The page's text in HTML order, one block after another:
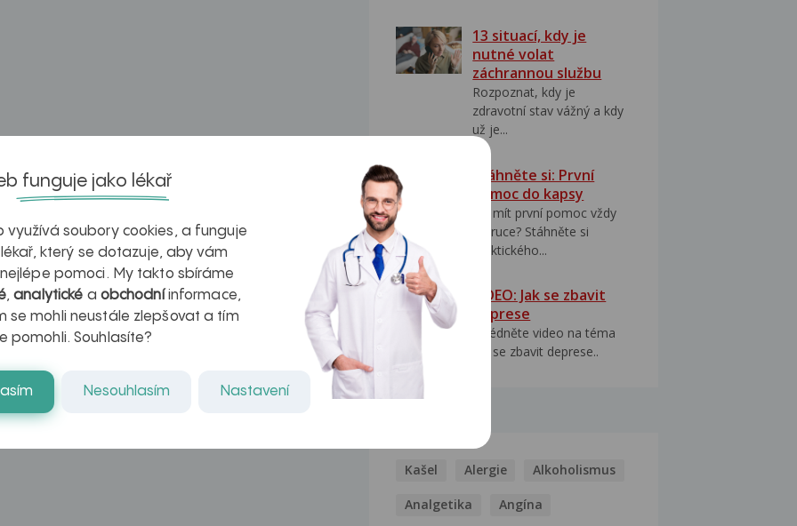
13 situací, kdy je
nutné volat
záchrannou službu
Rozpoznat, kdy je
zdravotní stav vážný a kdy
už je...
Stáhněte si: První
pomoc do kapsy
Jak mít první pomoc vždy
po ruce? Stáhněte si
praktického...
VIDEO: Jak se zbavit
deprese
Shlédněte video na téma
jak se zbavit deprese..
Kašel Alergie Alkoholismus
Analgetika Angína
funguje jako lékař
využívá soubory cookies, a funguje
který se dotazuje, aby vám
pomoci. My takto sbíráme
,analytické a obchodníinformace,
se mohli neustále zlepšovat a tím
pomohli. Souhlasíte?
Nesouhlasím Nastavení